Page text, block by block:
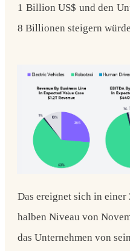
1 Billion US$ und den
8 Billionen steigern
Das ereignet sich in
halben Niveau von
das Unternehmen von